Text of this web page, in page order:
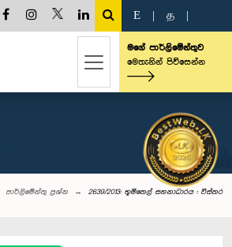
E த
මගේ පාර්ලිමේන්තුව
මෙතැනින් පිවිසෙන්න
පාර්ලි‌මේන්තු‌ ප්‍රශ්න 2639/2013: භූමිතෙල් සහනාධාරය : විස්තර